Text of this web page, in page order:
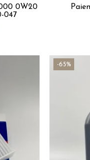
0W20
047
-65%